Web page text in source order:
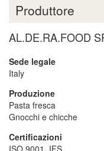
Produttore
AL.DE.RA.FOOD
Sede legale
Italy
Produzione
Pasta fresca
Gnocchi e chicche
Certificazioni
ISO 9001, IFS